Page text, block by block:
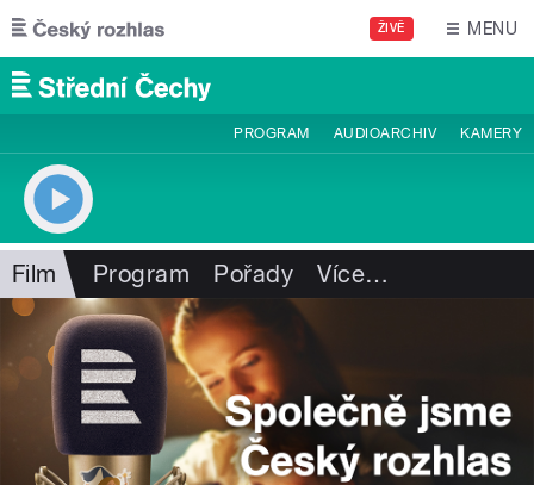
Přejít k hlavnímu obsahu
ŽIVĚ MENU
PROGRAM AUDIOARCHIV KAMERY
Film Program Pořady Více…